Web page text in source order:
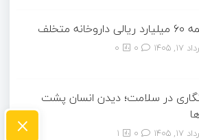
متخلف
۱۴۰۵ 0
در سلامت؛ دیدن انسان پشت
۱۴۰۵ 1
×